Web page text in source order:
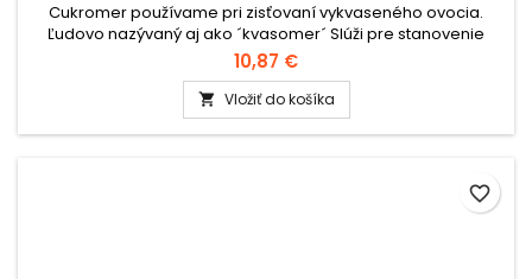
Cukromer používame pri zisťovaní vykvaseného ovocia.
Ľudovo nazývaný aj ako ´kvasomer´ Slúži pre stanovenie
vhodného zákvasu. Po naložení ovocia do suda účinok
zákvasu - tekutiny môžeme sledovať pomocou cukromeru
približne po 2 mesiacoch. Kvasená tekutina sa bude
postupne blížiť k hornej časti cukromera, približne 2-3°, vtedy
je zákvas vhodný na...
10,87 €
 Vložiť do košíka
favorite_border